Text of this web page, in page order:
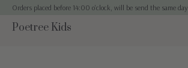
Orders placed before 14:00 o'clock, will be send the same day
Poetree Kids